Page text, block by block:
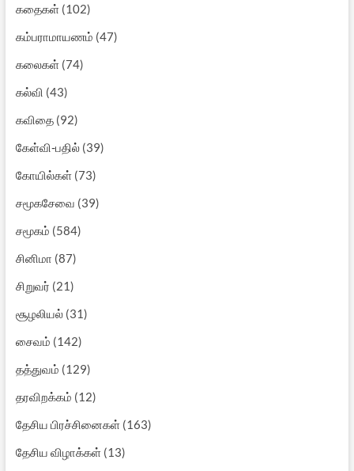
கதைகள்(102)
கம்பராமாயணம் (47)
கலைகள்(74)
கல்வி (43)
கவிதை(92)
கேள்வி-பதில்(39)
கோயில்கள்(73)
சமூகசேவை (39)
சமூகம் (584)
சினிமா (87)
சிறுவர் (21)
சூழலியல்(31)
சைவம் (142)
தத்துவம் (129)
தரவிறக்கம் (12)
தேசிய பிரச்சினைகள்(163)
தேசிய விழாக்கள்(13)